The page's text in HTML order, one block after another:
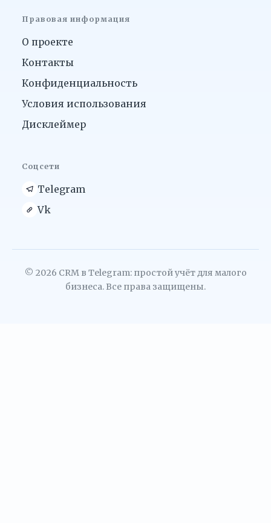
Правовая информация
О проекте
Контакты
Конфиденциальность
Условия использования
Дисклеймер
Соцсети
Telegram
Vk
© 2026 CRM в Telegram: простой учёт для малого
бизнеса. Все права защищены.